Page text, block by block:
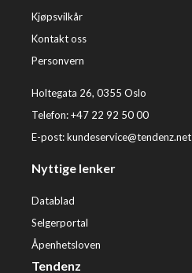
Kjøpsvilkår
Kontakt oss
Personvern
Holtegata 26, 0355 Oslo
Telefon: +47 22 92 50 00
E-post:kundeservice@tendenz.net
Nyttige lenker
Datablad
Selgerportal
Åpenhetsloven
Tendenz